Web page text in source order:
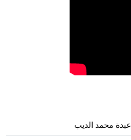
عبدة محمد الديب